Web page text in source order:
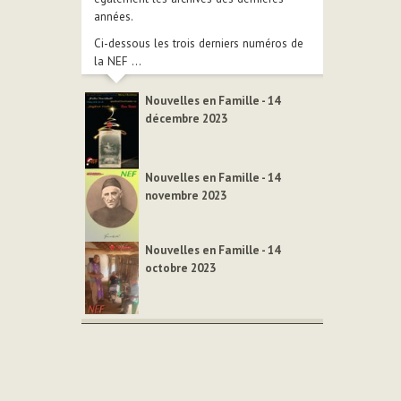
années.
Ci-dessous les trois derniers numéros de
la NEF ...
Nouvelles en Famille - 14
décembre 2023
Nouvelles en Famille - 14
novembre 2023
Nouvelles en Famille - 14
octobre 2023